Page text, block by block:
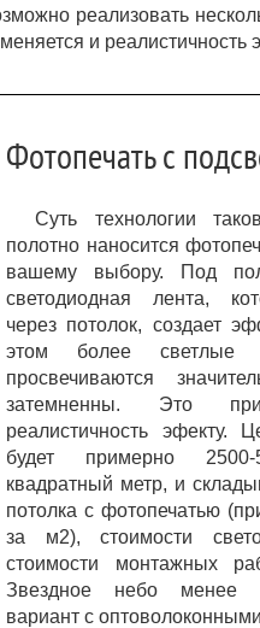
реализовать
и
Фотопечать с
Суть технологии
полотно наносится
вашему выбору. Под
светодиодная лента,
через потолок, создает
этом более светлые
просвечиваются
затемненны. Это
реалистичность эфекту.
будет примерно
квадратный метр, и
потолка с фотопечатью
за м2), стоимости
стоимости монтажных
Звездное небо менее
вариант с